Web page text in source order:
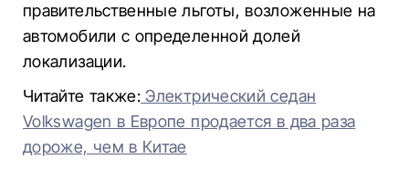
правительственные льготы, возложенные на
автомобили с определенной долей
локализации.
Читайте также: Электрический седан
Volkswagen в Европе продается в два раза
дороже, чем в Китае